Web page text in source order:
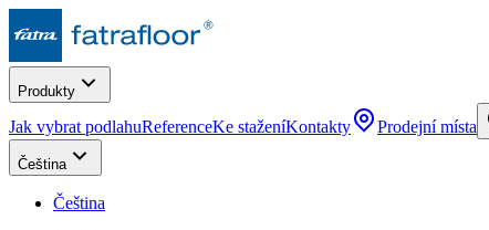
Produkty
Jak vybrat podlahuReferenceKe staženíKontakty Prodejní místa
Čeština
Čeština